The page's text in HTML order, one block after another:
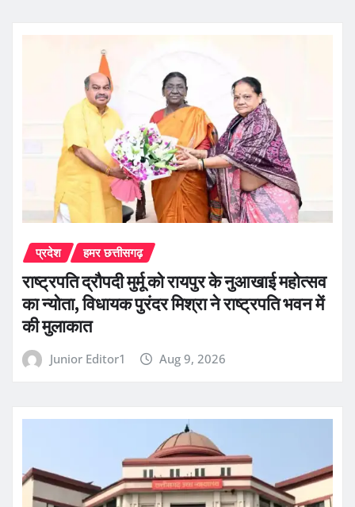
प्रदेश हमर छत्तीसगढ़
राष्ट्रपति द्रौपदी मुर्मू को रायपुर के नुआखाई महोत्सव
का न्योता, विधायक पुरंदर मिश्रा ने राष्ट्रपति भवन में
की मुलाकात
Junior Editor1 Aug 9, 2026